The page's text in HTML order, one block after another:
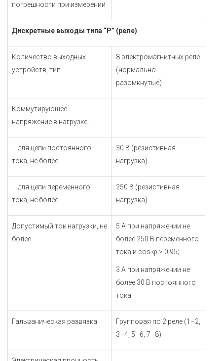
погрешности при измерении
Дискретные выходы типа “Р” (реле)
Количество выходных
устройств, тип
8 электромагнитных реле
(нормально-
разомкнутые)
Коммутирующее
напряжение в нагрузке:
для цепи постоянного
тока, не более
30 В (резистивная
нагрузка)
для цепи переменного
тока, не более
250 В (резистивная
нагрузка)
Допустимый ток нагрузки, не
более
5 А при напряжении не
более 250 В переменного
тока и cos φ > 0,95;
3 А при напряжении не
более 30 В постоянного
тока
Гальваническая развязка
Групповая по 2 реле (1–2,
3–4, 5–6, 7–8)